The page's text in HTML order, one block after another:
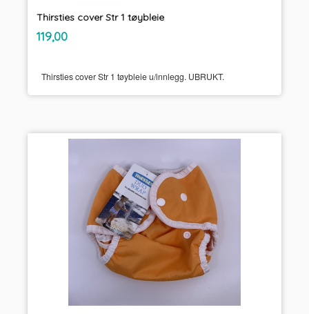
Thirsties cover Str 1 tøybleie
Pris
119,00mva.
Thirsties cover Str 1 tøybleie u/innlegg. UBRUKT.